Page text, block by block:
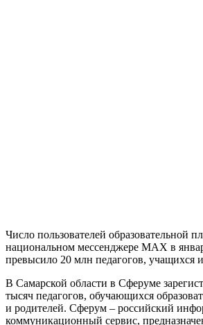
Число пользователей образовательной
национальном мессенджере МАХ в
превысило 20 млн педагогов, учащихся
В Самарской области в Сферуме
тысяч педагогов, обучающихся
и родителей. Сферум – российский
коммуникационный сервис,